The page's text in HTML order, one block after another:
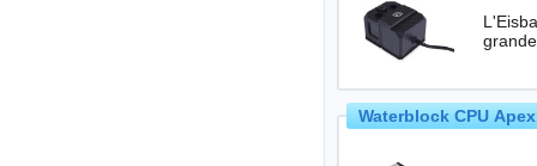
Waterblock CPU